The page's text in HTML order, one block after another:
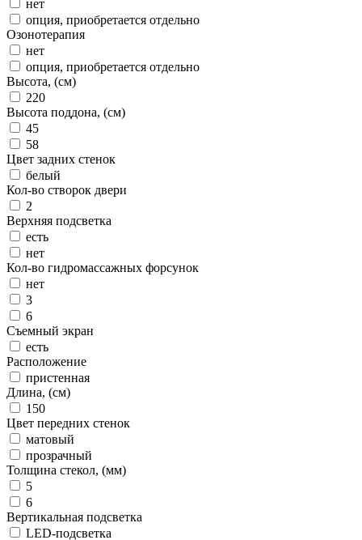
нет
опция, приобретается отдельно
Озонотерапия
нет
опция, приобретается отдельно
Высота, (см)
220
Высота поддона, (см)
45
58
Цвет задних стенок
белый
Кол-во створок двери
2
Верхняя подсветка
есть
нет
Кол-во гидромассажных форсунок
нет
3
6
Съемный экран
есть
Расположение
пристенная
Длина, (см)
150
Цвет передних стенок
матовый
прозрачный
Толщина стекол, (мм)
5
6
Вертикальная подсветка
LED-подсветка